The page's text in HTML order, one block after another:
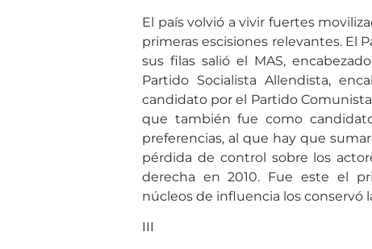
El país volvió a vivir fuertes
primeras escisiones relevantes. El
sus filas salió el MAS,
Partido Socialista Allendista,
candidato por el Partido
que también fue como
preferencias, al que hay que
pérdida de control sobre los
derecha en 2010. Fue este el
núcleos de influencia los conservó
III